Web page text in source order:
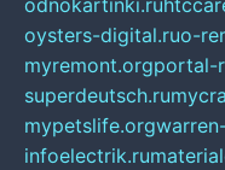
odnokartinki.ru
oysters-digital.ruo-
myremont.orgportal-
superdeutsch.ru
mypetslife.org
infoelectrik.ru